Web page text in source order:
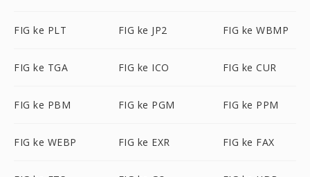
FIG ke PLT FIG ke JP2 FIG ke WBMP
FIG ke TGA FIG ke ICO FIG ke CUR
FIG ke PBM FIG ke PGM FIG ke PPM
FIG ke WEBP FIG ke EXR FIG ke FAX